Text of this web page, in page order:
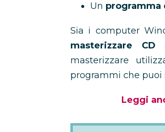
Un programma
Sia i computer
masterizzare CD
masterizzare
programmi che puoi
Leggi